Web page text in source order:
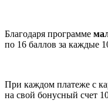
Благодаря программе
по 16 баллов за каждые
При каждом платеже с
на свой бонусный счет